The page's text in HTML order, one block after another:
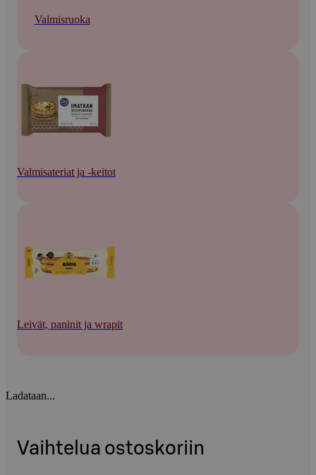
Valmisruoka
Valmisateriat ja -keitot
Leivät, paninit ja wrapit
Ladataan...
Vaihtelua ostoskoriin